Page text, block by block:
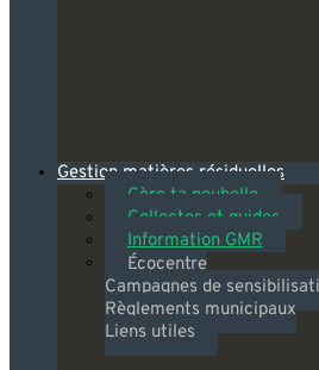
Gestion matières résiduelles
Gère ta poubelle
Collectes et guides
Information GMR
Écocentre
Campagnes de
Règlements municipaux
Liens utiles